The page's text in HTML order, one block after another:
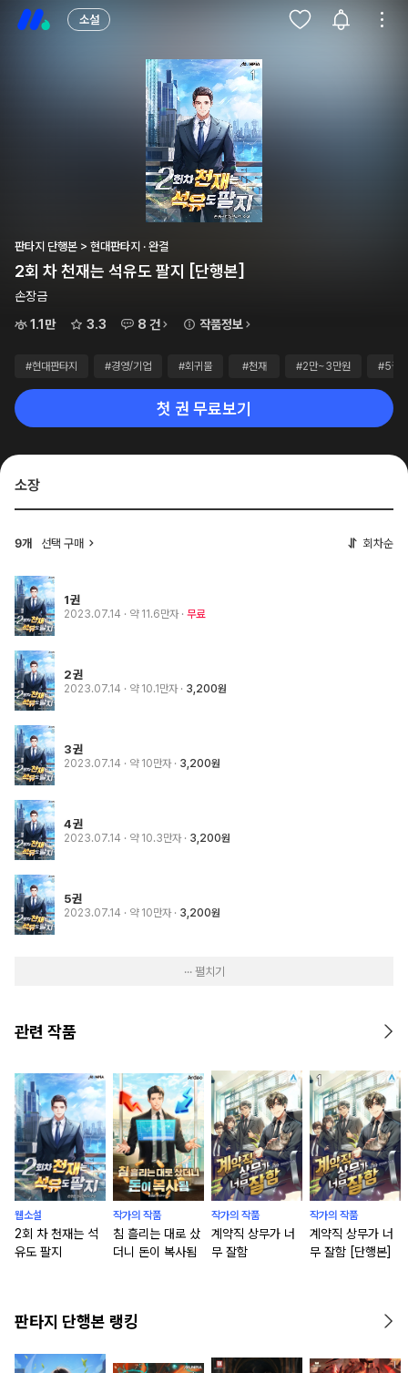
소설
판타지 단행본 > 현대판타지 · 완결
2회 차 천재는 석유도 팔지 [단행본]
손장금
1.1만
3.3 8 건 작품정보
#현대판타지 #경영/기업 #회귀물 #천재 #2만~3만원 #5권
첫 권 무료보기
소장
9개 선택 구매 회차순
1권
2023.07.14 · 약 11.6만자 무료
2권
2023.07.14 · 약 10.1만자 3,200원
3권
2023.07.14 · 약 10만자 3,200원
4권
2023.07.14 · 약 10.3만자 3,200원
5권
2023.07.14 · 약 10만자 3,200원
··· 펼치기
관련 작품
웹소설
2회 차 천재는 석
유도 팔지
작가의 작품
침 흘리는 대로 샀
더니 돈이 복사됨
작가의 작품
계약직 상무가 너
무 잘함
작가의 작품
계약직 상무가 너
무 잘함 [단행본]
판타지 단행본 랭킹